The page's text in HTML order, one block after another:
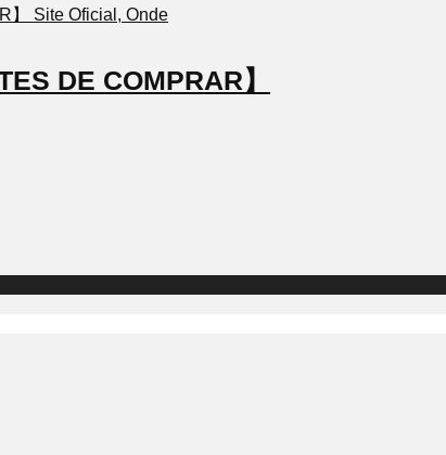
DE COMPRAR】